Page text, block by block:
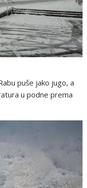
puše jako jugo, a
u podne prema